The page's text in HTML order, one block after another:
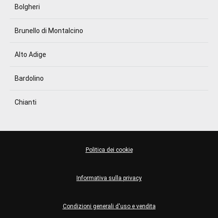
Bolgheri
Brunello di Montalcino
Alto Adige
Bardolino
Chianti
Condizioni generali d'uso e vendita
Informativa sulla privacy
Politica dei cookie